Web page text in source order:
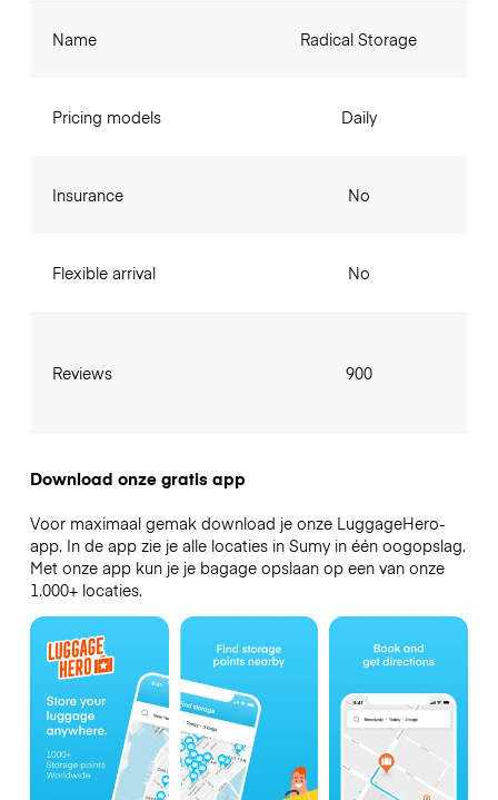
Name
Pricing models
Insurance
Flexible arrival
Reviews
Radical Storage
Daily
No
No
900
Download onze gratis app
Voor maximaal gemak download je onze LuggageHero-
app. In de app zie je alle locaties in Sumy in één oogopslag.
Met onze app kun je je bagage opslaan op een van onze
1.000+ locaties.